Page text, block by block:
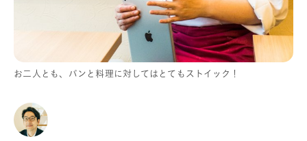
お二人とも、パンと料理に対してはとてもストイック！